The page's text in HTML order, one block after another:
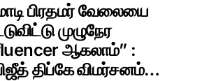
பிரதமர் வேலையை
முழுநேர
ஆகலாம்” :
திப்கே விமர்சனம்…